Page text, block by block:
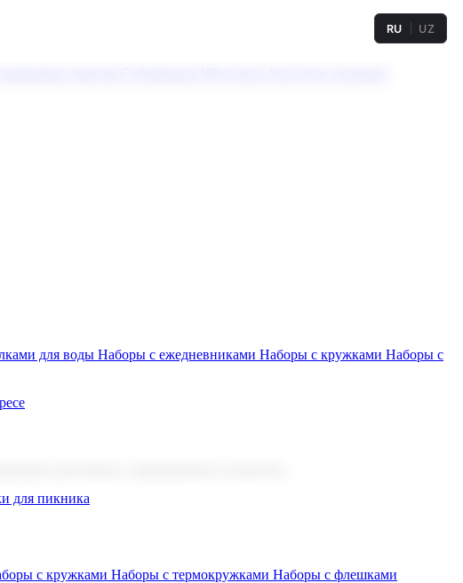
RU UZ
для воды Наборы с ежедневниками Наборы с кружками Наборы с
для пикника
для бизнеса, мероприятия и клиентов.
с кружками Наборы с термокружками Наборы с флешками